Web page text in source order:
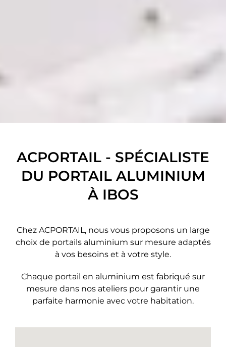
ACPORTAIL - SPÉCIALISTE
DU PORTAIL ALUMINIUM
À IBOS
Chez ACPORTAIL, nous vous proposons un large
choix de portails aluminium sur mesure adaptés
à vos besoins et à votre style.
Chaque portail en aluminium est fabriqué sur
mesure dans nos ateliers pour garantir une
parfaite harmonie avec votre habitation.